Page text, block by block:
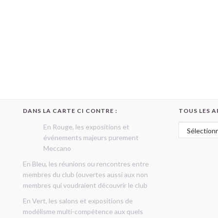
DANS LA CARTE CI CONTRE :
En Rouge, les expositions et
événements majeurs purement
Meccano
En Bleu, les réunions ou rencontres entre
membres du club (ouvertes aussi aux non
membres qui voudraient découvrir le club
En Vert, les salons et expositions de
modélisme multi-compétence aux quels
TOUS LES
Tous les